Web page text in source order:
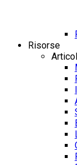
Risorse